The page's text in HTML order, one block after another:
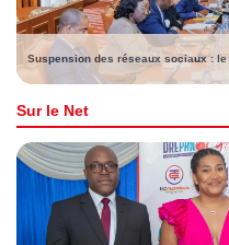
Sur le Net